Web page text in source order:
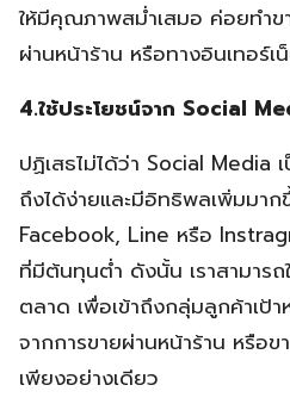
ให้มีคุณภาพสม่ำเสมอ ค่อยทำข
ผ่านหน้าร้าน หรือทางอินเทอร์เ
4.ใช้ประโยชน์จาก Social
ปฏิเสธไม่ได้ว่า Social Media
ถึงได้ง่ายและมีอิทธิพลเพิ่มมาก
Facebook, Line หรือ
ที่มีต้นทุนต่ำ ดังนั้น เราสามารถ
ตลาด เพื่อเข้าถึงกลุ่มลูกค้าเป้
จากการขายผ่านหน้าร้าน หรือ
เพียงอย่างเดียว